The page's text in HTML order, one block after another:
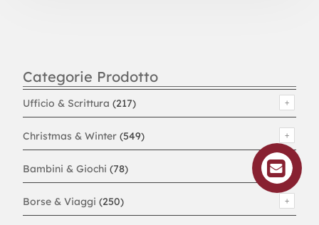
Categorie Prodotto
Ufficio & Scrittura (217)
Christmas & Winter (549)
Bambini & Giochi (78)
Borse & Viaggi (250)